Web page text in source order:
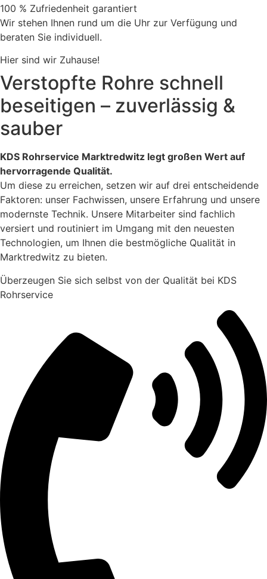
100 % Zufriedenheit garantiert
Wir stehen Ihnen rund um die Uhr zur Verfügung und
beraten Sie individuell.
Hier sind wir Zuhause!
Verstopfte Rohre schnell
beseitigen – zuverlässig &
sauber
KDS Rohrservice Marktredwitz legt großen Wert auf
hervorragende Qualität.
Um diese zu erreichen, setzen wir auf drei entscheidende
Faktoren: unser Fachwissen, unsere Erfahrung und unsere
modernste Technik. Unsere Mitarbeiter sind fachlich
versiert und routiniert im Umgang mit den neuesten
Technologien, um Ihnen die bestmögliche Qualität in
Marktredwitz zu bieten.
Überzeugen Sie sich selbst von der Qualität bei KDS
Rohrservice